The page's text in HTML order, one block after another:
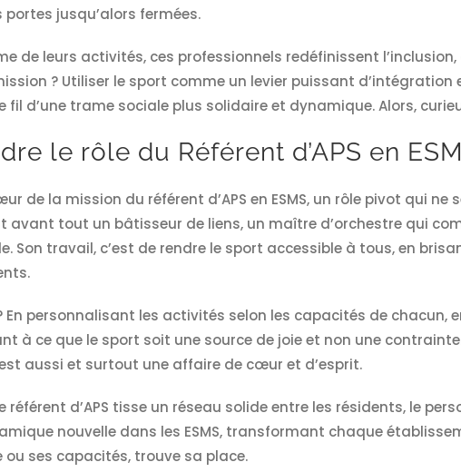
portes jusqu’alors fermées.
de leurs activités, ces professionnels redéfinissent
? Utiliser le sport comme un levier puissant
fil d’une trame sociale plus solidaire et dynamique. Alors,
le rôle du Référent d’APS en
de la mission du référent d’APS en ESMS, un rôle pivot qui
avant tout un bâtisseur de liens, un maître d’orchestre qui
Son travail, c’est de rendre le sport accessible à tous, en
En personnalisant les activités selon les capacités de chacun,
à ce que le sport soit une source de joie et non une
aussi et surtout une affaire de cœur et d’esprit.
référent d’APS tisse un réseau solide entre les résidents, le
nouvelle dans les ESMS, transformant chaque
ses capacités, trouve sa place.